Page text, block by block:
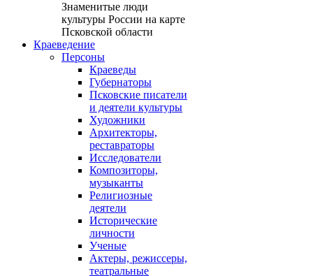
Знаменитые люди
культуры России на карте
Псковской области
Краеведение
Персоны
Краеведы
Губернаторы
Псковские писатели
и деятели культуры
Художники
Архитекторы,
реставраторы
Исследователи
Композиторы,
музыканты
Религиозные
деятели
Исторические
личности
Ученые
Актеры, режиссеры,
театральные